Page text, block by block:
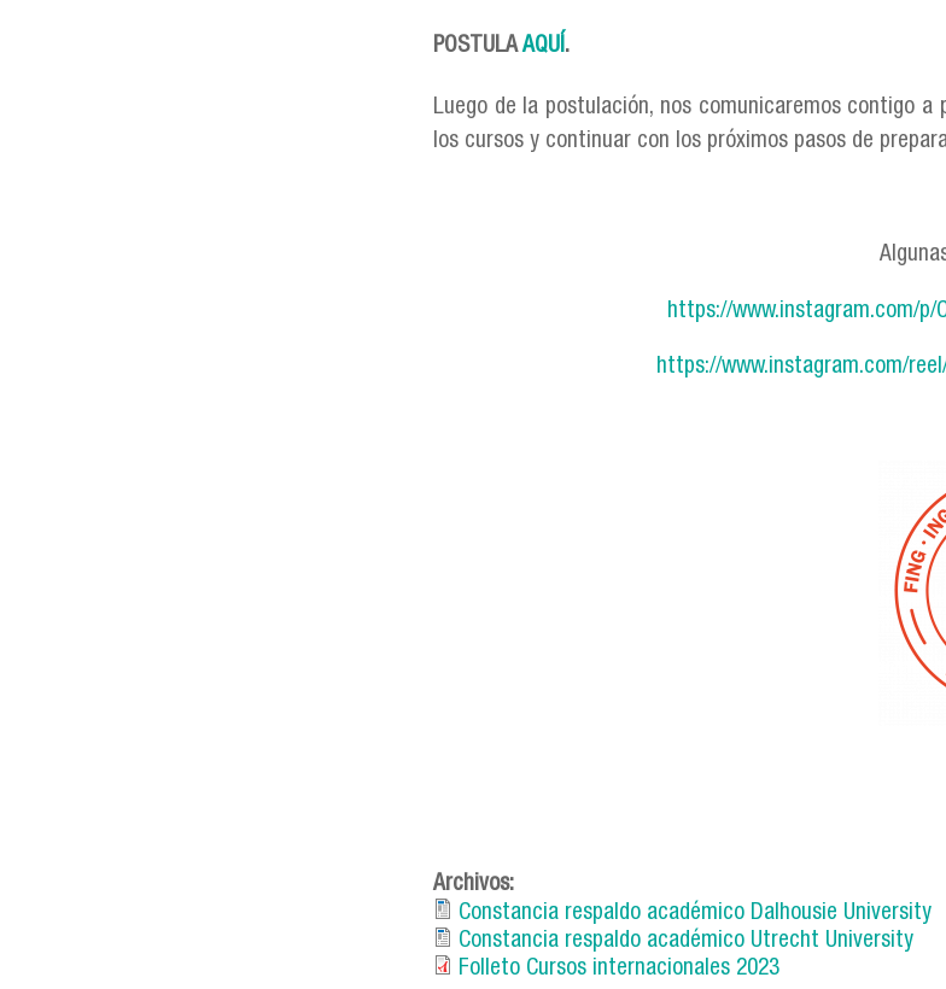
POSTULAAQUÍ.
Luego de la postulación, nos comunicaremos contigo
los cursos y continuar con los próximos pasos de
https://www.instagram.com/p/
https://www.instagram.com/
Archivos:
Constancia respaldo académico Dalhousie University
Constancia respaldo académico Utrecht University
Folleto Cursos internacionales 2023